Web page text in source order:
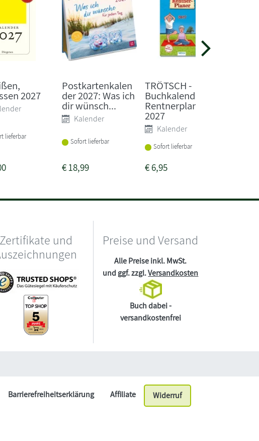
2027
lieferbar
Postkartenkalen
der 2027: Was ich
dir wünsch...
Kalender
Sofort lieferbar
€18,99
TRÖTSCH -
Buchkalender
Rentnerplaner
2027
Kalender
Sofort lieferbar
€6,95
Zertifikate und
Preise und Versand
Alle Preise inkl. MwSt.
und ggf. zzgl.Versandkosten
Buch dabei -
versandkostenfrei
Barrierefreiheitserklärung Affiliate Widerruf